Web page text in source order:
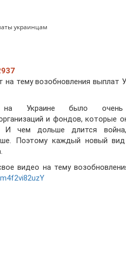
украинцам
на тему возобновления выплат
на Украине было
и фондов, которые
И чем дольше длится
Поэтому каждый новый
видео на тему